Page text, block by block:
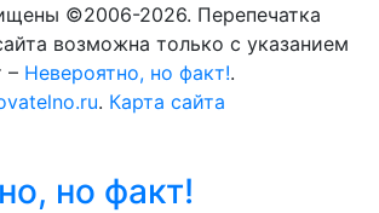
©2006-2026. Перепечатка
возможна только с указанием
– Невероятно, но факт!.
. Карта сайта
но факт!